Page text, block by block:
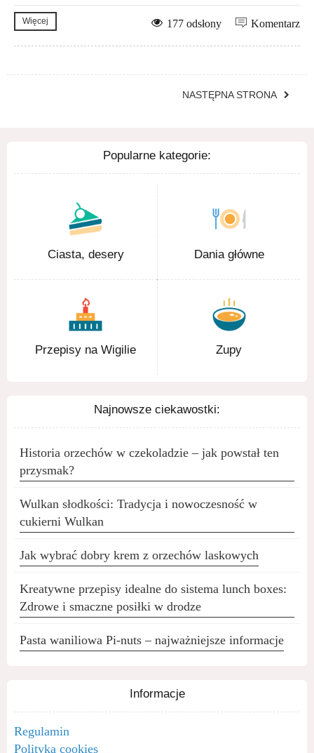
Więcej Komentarz
177 odsłony
NASTĘPNA STRONA
Popularne kategorie:
Ciasta, desery Dania główne
Przepisy na Wigilie Zupy
Najnowsze ciekawostki:
Historia orzechów w czekoladzie – jak powstał ten
przysmak?
Wulkan słodkości: Tradycja i nowoczesność w
cukierni Wulkan
Jak wybrać dobry krem z orzechów laskowych
Kreatywne przepisy idealne do sistema lunch boxes:
Zdrowe i smaczne posiłki w drodze
Pasta waniliowa Pi-nuts – najważniejsze informacje
Informacje
Regulamin
Polityka cookies